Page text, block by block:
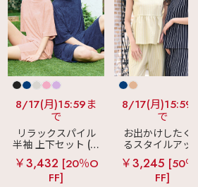
8/17(月)15:59ま
で
リラックスパイル
半袖 上下セット (男
女兼用サイズ)
￥3,432 [20％O
FF]
8/17(月)15:59
で
お出かけしたく
るスタイルアッ
見え
ストライ
フリル ロングパ
ツ 綿混 上下セ
￥3,245 [50
FF]